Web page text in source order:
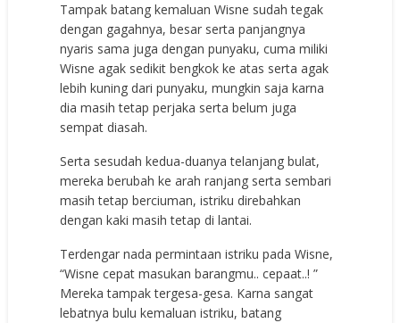
Tampak batang kemaluan Wisne sudah tegak
dengan gagahnya, besar serta panjangnya
nyaris sama juga dengan punyaku, cuma miliki
Wisne agak sedikit bengkok ke atas serta agak
lebih kuning dari punyaku, mungkin saja karna
dia masih tetap perjaka serta belum juga
sempat diasah.
Serta sesudah kedua-duanya telanjang bulat,
mereka berubah ke arah ranjang serta sembari
masih tetap berciuman, istriku direbahkan
dengan kaki masih tetap di lantai.
Terdengar nada permintaan istriku pada Wisne,
“Wisne cepat masukan barangmu.. cepaat..! ”
Mereka tampak tergesa-gesa. Karna sangat
lebatnya bulu kemaluan istriku, batang